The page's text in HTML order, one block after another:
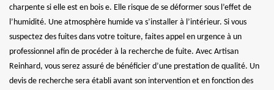
charpente si elle est en bois e. Elle risque de se déformer sous l’effet de
l’humidité. Une atmosphère humide va s’installer à l’intérieur. Si vous
suspectez des fuites dans votre toiture, faites appel en urgence à un
professionnel afin de procéder à la recherche de fuite. Avec Artisan
Reinhard, vous serez assuré de bénéficier d’une prestation de qualité. Un
devis de recherche sera établi avant son intervention et en fonction des